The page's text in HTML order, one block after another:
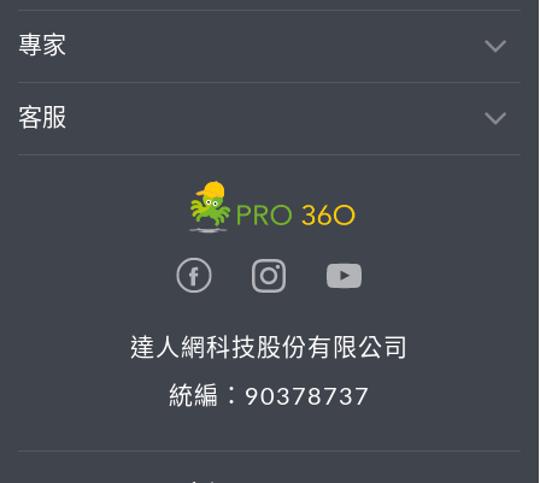
專家
客服
達人網科技股份有限公司
統編：90378737